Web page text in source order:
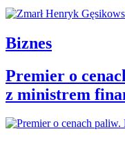
Biznes
Premier o
z ministrem